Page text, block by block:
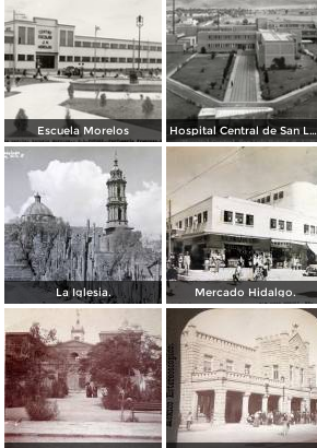
Escuela Morelos Hospital Central de San Luis Potosí
La Iglesia. Mercado Hidalgo.